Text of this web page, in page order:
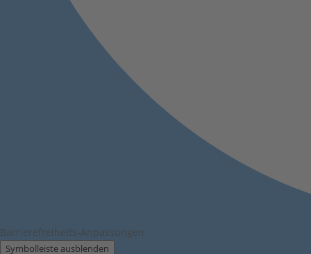
Barrierefreiheits-Anpassungen
Symbolleiste ausblenden